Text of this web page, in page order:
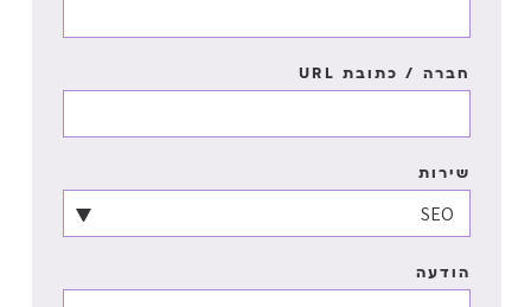
חברה / כתובת URL
שירות
הודעה